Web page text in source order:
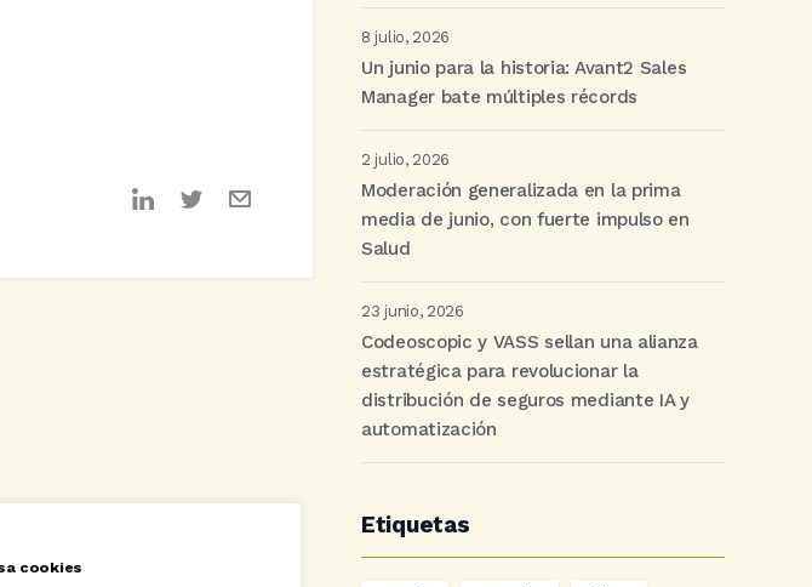
8 julio, 2026
Un junio para la historia: Avant2 Sales
Manager bate múltiples récords
2 julio, 2026
Moderación generalizada en la prima
media de junio, con fuerte impulso en
Salud
23 junio, 2026
Codeoscopic y VASS sellan una alianza
estratégica para revolucionar la
distribución de seguros mediante IA y
automatización
Etiquetas
cookies